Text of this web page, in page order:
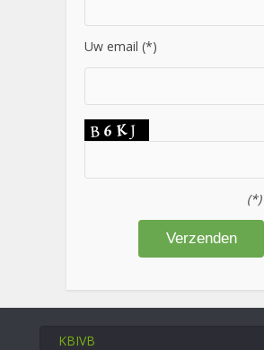
Uw email (*)
KBIVB